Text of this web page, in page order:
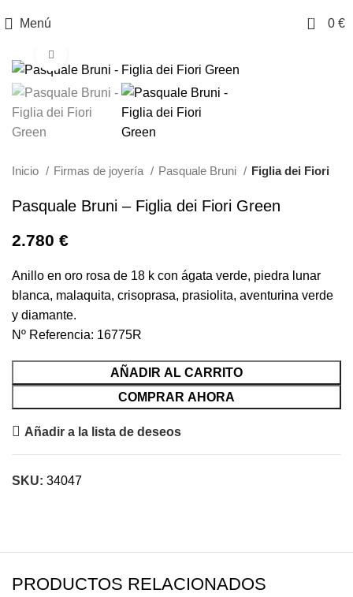
Menú 0 0 €
Inicio Firmas de joyería Pasquale Bruni Figlia dei Fiori
Pasquale Bruni – Figlia dei Fiori Green
2.780 €
Anillo en oro rosa de 18 k con ágata verde, piedra lunar
blanca, malaquita, crisoprasa, prasiolita, aventurina verde
y diamante.
Nº Referencia: 16775R
AÑADIR AL CARRITO
COMPRAR AHORA
Añadir a la lista de deseos
SKU: 34047
PRODUCTOS RELACIONADOS